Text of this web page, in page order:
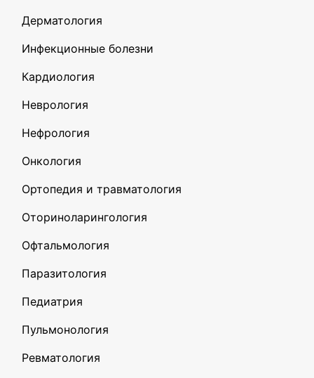
Дерматология
Инфекционные болезни
Кардиология
Неврология
Нефрология
Онкология
Ортопедия и травматология
Оториноларингология
Офтальмология
Паразитология
Педиатрия
Пульмонология
Ревматология